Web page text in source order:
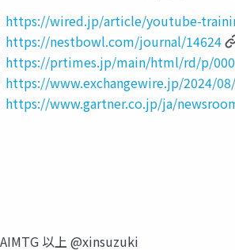
https://wired.jp/article/youtube-
https://nestbowl.com/journal/14624
https://prtimes.jp/main/html/rd/p/
https://www.exchangewire.jp/2024/
https://www.gartner.co.jp/ja/
以上 @xinsuzuki